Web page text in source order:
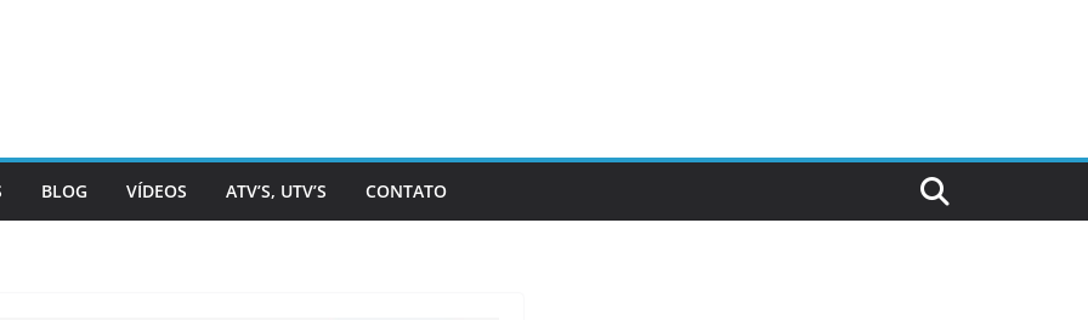
BLOG VÍDEOS ATV’S, UTV’S CONTATO